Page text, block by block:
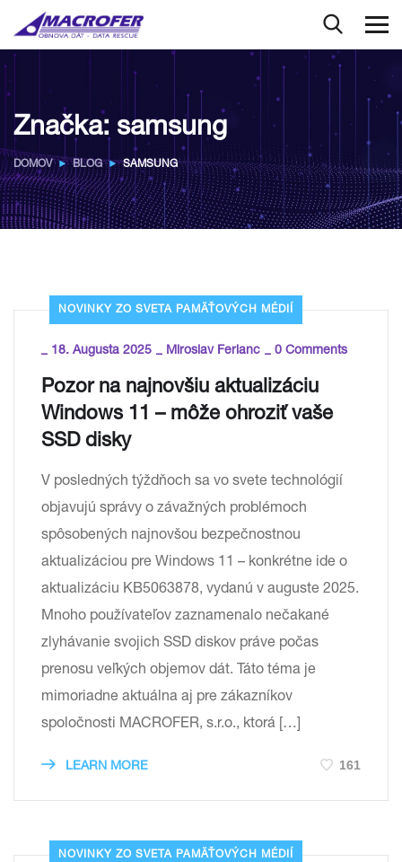
Značka: samsung
DOMOV BLOG SAMSUNG
NOVINKY ZO SVETA PAMÄŤOVÝCH MÉDIÍ
_ 18. Augusta 2025 _ Miroslav Ferianc _ 0 Comments
Pozor na najnovšiu aktualizáciu
Windows 11 – môže ohroziť vaše
SSD disky
V posledných týždňoch sa vo svete technológií
objavujú správy o závažných problémoch
spôsobených najnovšou bezpečnostnou
aktualizáciou pre Windows 11 – konkrétne ide o
aktualizáciu KB5063878, vydanú v auguste 2025.
Mnoho používateľov zaznamenalo nečakané
zlyhávanie svojich SSD diskov práve počas
prenosu veľkých objemov dát. Táto téma je
mimoriadne aktuálna aj pre zákazníkov
spoločnosti MACROFER, s.r.o., ktorá […]
LEARN MORE 161
NOVINKY ZO SVETA PAMÄŤOVÝCH MÉDIÍ